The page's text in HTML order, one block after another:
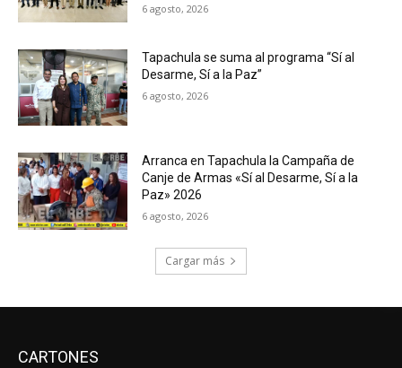
6 agosto, 2026
Tapachula se suma al programa “Sí al
Desarme, Sí a la Paz”
6 agosto, 2026
Arranca en Tapachula la Campaña de
Canje de Armas «Sí al Desarme, Sí a la
Paz» 2026
6 agosto, 2026
Cargar más
CARTONES